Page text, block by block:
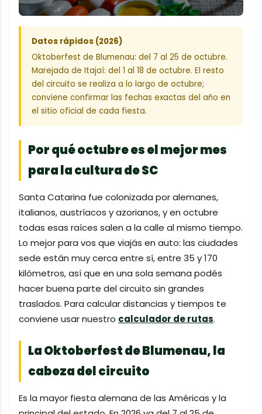
Datos rápidos (2026)
Oktoberfest de Blumenau: del 7 al 25 de octubre.
Marejada de Itajaí: del 1 al 18 de octubre. El resto
del circuito se realiza a lo largo de octubre;
conviene confirmar las fechas exactas del año en
el sitio oficial de cada fiesta.
Por qué octubre es el mejor mes
para la cultura de SC
Santa Catarina fue colonizada por alemanes,
italianos, austríacos y azorianos, y en octubre
todas esas raíces salen a la calle al mismo tiempo.
Lo mejor para vos que viajás en auto: las ciudades
sede están muy cerca entre sí, entre 35 y 170
kilómetros, así que en una sola semana podés
hacer buena parte del circuito sin grandes
traslados. Para calcular distancias y tiempos te
conviene usar nuestro calculador de rutas.
La Oktoberfest de Blumenau, la
cabeza del circuito
Es la mayor fiesta alemana de las Américas y la